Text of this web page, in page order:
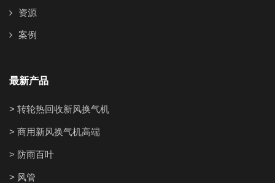
资源
案例
最新产品
> 转轮热回收新风换气机
> 商用新风换气机高端
> 防雨百叶
> 风管